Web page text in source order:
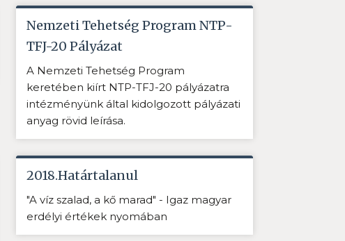
Nemzeti Tehetség Program NTP-
TFJ-20 Pályázat
A Nemzeti Tehetség Program
keretében kiírt NTP-TFJ-20 pályázatra
intézményünk által kidolgozott pályázati
anyag rövid leírása.
2018.Határtalanul
"A víz szalad, a kő marad" - Igaz magyar
erdélyi értékek nyomában